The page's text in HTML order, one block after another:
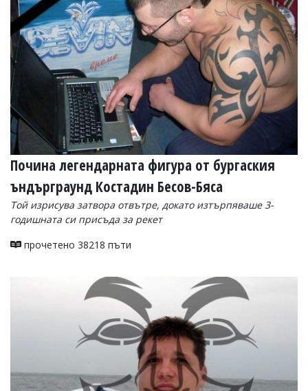
УКРАЙНА
СПОРТ
РАЗСЛЕДВАНЕ
БИЗНЕС
ЮГ
Управители:
Веселин
Василев,
email:
v.vasilev@flagman.bg
Катя
Касабова,
еmail:k.kassabova@flagman.bg
редактор:
въвеждат
Почина легендарната фигура от бургаския
ъндърграунд Костадин Бесов-Бяса
Той изрисува затвора отвътре, докато изтърпяваше 3-
годишната си присъда за рекет
прочетено 38218 пъти